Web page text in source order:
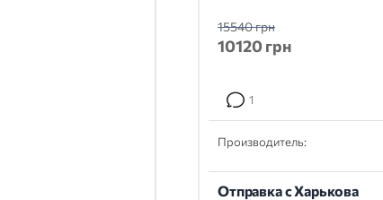
15540 грн
10120грн
1
Производитель:
Отправка с Харькова